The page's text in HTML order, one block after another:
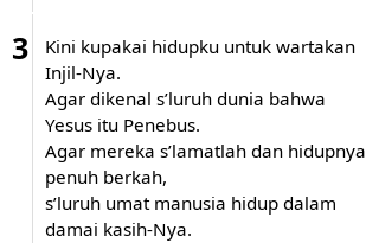
3
Kini kupakai hidupku untuk wartakan
Injil-Nya.
Agar dikenal s’luruh dunia bahwa
Yesus itu Penebus.
Agar mereka s’lamatlah dan hidupnya
penuh berkah,
s’luruh umat manusia hidup dalam
damai kasih-Nya.